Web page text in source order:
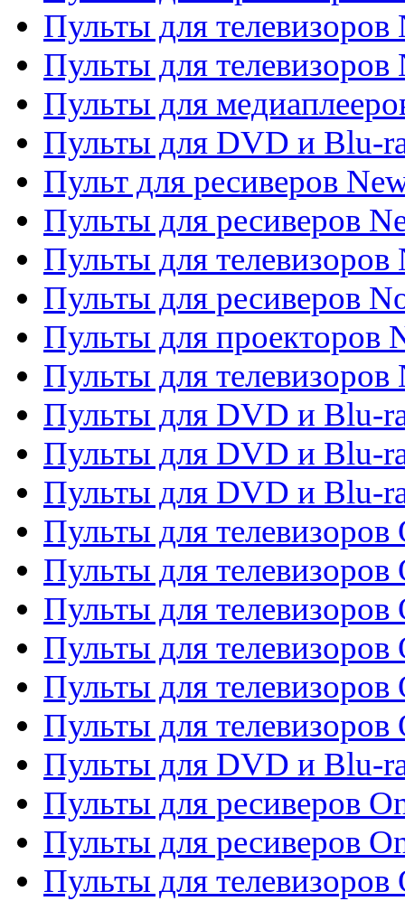
Пульты для телевизоров
Пульты для телевизоров
Пульты для
Пульты для DVD и Blu-
Пульт для ресиверов
Пульты для ресиверов
Пульты для телевизоров
Пульты для ресиверов
Пульты для проекторов
Пульты для телевизоров
Пульты для DVD и Blu-
Пульты для DVD и Blu-
Пульты для DVD и Blu-
Пульты для телевизоров
Пульты для телевизоров
Пульты для телевизоров
Пульты для телевизоров
Пульты для телевизоров
Пульты для телевизоров
Пульты для DVD и Blu-
Пульты для ресиверов
Пульты для ресиверов
Пульты для телевизоров